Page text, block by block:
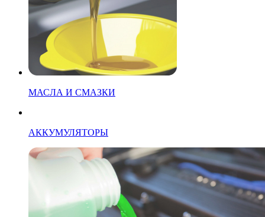
МАСЛА И СМАЗКИ
АККУМУЛЯТОРЫ